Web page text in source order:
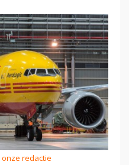
onze redactie